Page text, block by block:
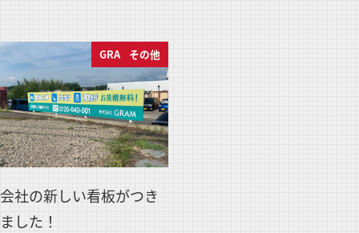
GRAMブログ
その他
会社の新しい看板がつき
ました！